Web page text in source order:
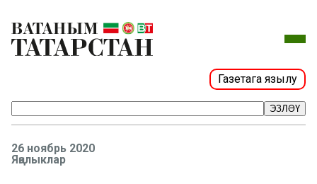
Газетага язылу
ЭЗЛӘҮ
26 ноябрь 2020
Яңалыклар